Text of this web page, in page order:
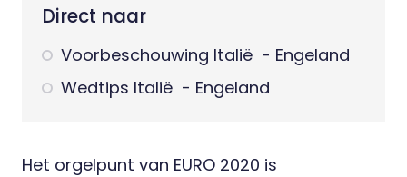
Direct naar
Voorbeschouwing Italië - Engeland
Wedtips Italië - Engeland
Het orgelpunt van EURO 2020 is